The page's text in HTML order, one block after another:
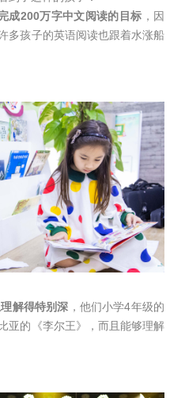
成200万字中文阅读的目标 ，因
多孩子的英语阅读也跟着水涨船
解得特别深 ，他们小学4年级的
亚的《李尔王》，而且能够理解